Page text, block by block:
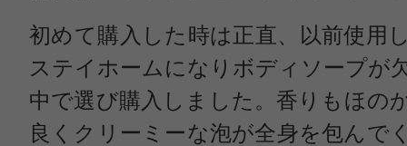
初めて購入した時は正直、以前使用
ステイホームになりボディソープが
中で選び購入しました。香りもほの
良くクリーミーな泡が全身を包んで